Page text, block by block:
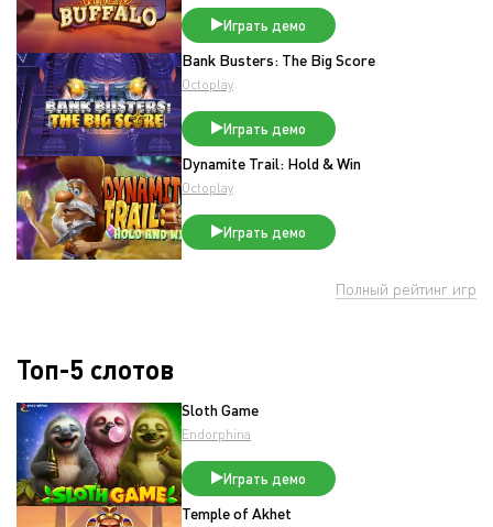
Играть демо
Bank Busters: The Big Score
Octoplay
Играть демо
Dynamite Trail: Hold & Win
Octoplay
Играть демо
Полный рейтинг игр
Топ-5 слотов
Sloth Game
Endorphina
Играть демо
Temple of Akhet